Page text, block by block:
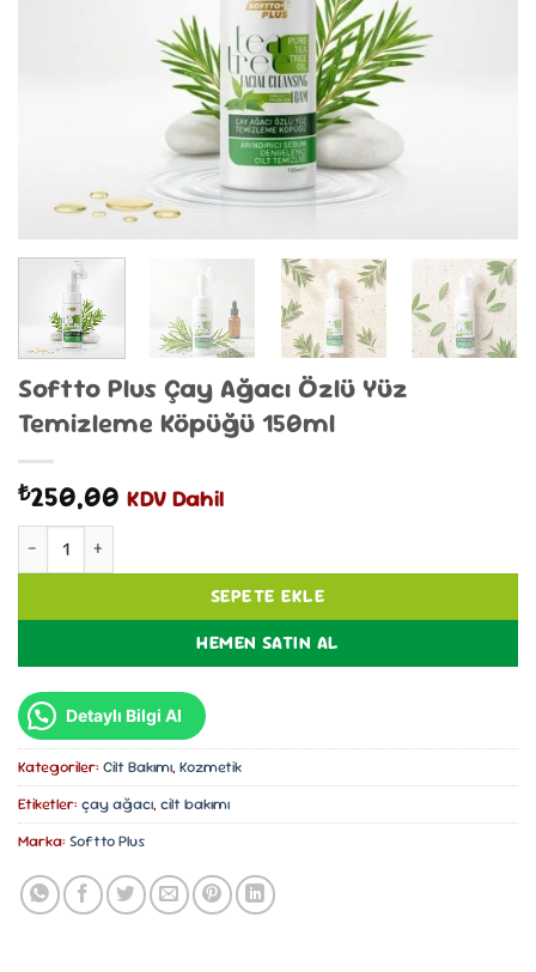
Softto Plus Çay Ağacı Özlü Yüz
Temizleme Köpüğü 150ml
₺250,00 KDV Dahil
Softto Plus Çay Ağacı Özlü Yüz Temizleme Köpüğü 150ml adet
SEPETE EKLE
HEMEN SATIN AL
Detaylı Bilgi Al
Kategoriler: Cilt Bakımı, Kozmetik
Etiketler: çay ağacı, cilt bakımı
Marka: Softto Plus